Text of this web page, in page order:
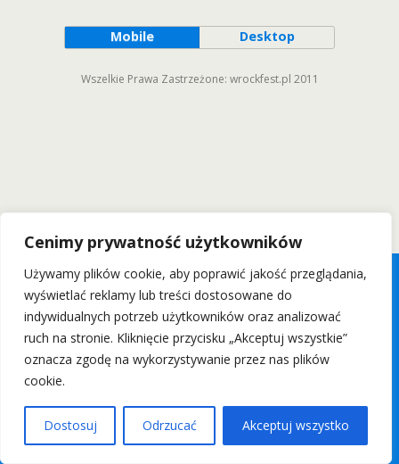
Cenimy prywatność użytkowników
Używamy plików cookie, aby poprawić jakość przeglądania,
wyświetlać reklamy lub treści dostosowane do
indywidualnych potrzeb użytkowników oraz analizować
ruch na stronie. Kliknięcie przycisku „Akceptuj wszystkie”
oznacza zgodę na wykorzystywanie przez nas plików
cookie.
Dostosuj Odrzucać Akceptuj wszystko
Mobile Desktop
Wszelkie Prawa Zastrzeżone: wrockfest.pl 2011